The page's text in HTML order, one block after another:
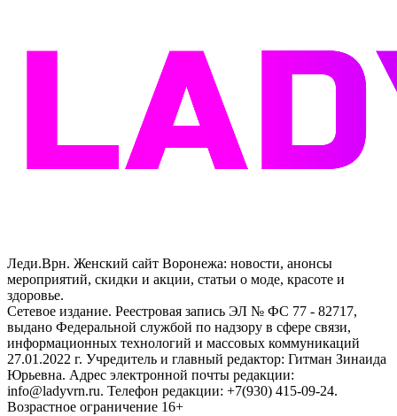
Леди.Врн. Женский сайт Воронежа: новости, анонсы
мероприятий, скидки и акции, статьи о моде, красоте и
здоровье.
Сетевое издание. Реестровая запись ЭЛ № ФС 77 - 82717,
выдано Федеральной службой по надзору в сфере связи,
информационных технологий и массовых коммуникаций
27.01.2022 г. Учредитель и главный редактор: Гитман Зинаида
Юрьевна. Адрес электронной почты редакции:
info@ladyvrn.ru. Телефон редакции: +7(930) 415-09-24.
Возрастное ограничение 16+